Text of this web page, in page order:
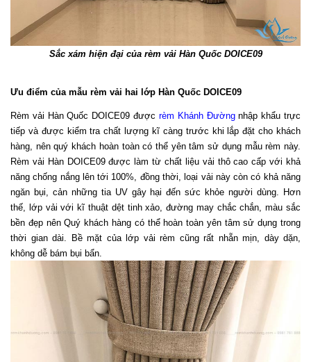
Sắc xám hiện đại của rèm vải Hàn Quốc DOICE09
Ưu điểm của mẫu rèm vải hai lớp Hàn Quốc DOICE09
Rèm vải Hàn Quốc DOICE09 được rèm Khánh Đường nhập khẩu trực
tiếp và được kiểm tra chất lượng kĩ càng trước khi lắp đặt cho khách
hàng, nên quý khách hoàn toàn có thể yên tâm sử dụng mẫu rèm này.
Rèm vải Hàn DOICE09 được làm từ chất liệu vải thô cao cấp với khả
năng chống nắng lên tới 100%, đồng thời, loại vải này còn có khả năng
ngăn bụi, cản những tia UV gây hại đến sức khỏe người dùng. Hơn
thế, lớp vải với kĩ thuật dệt tinh xảo, đường may chắc chắn, màu sắc
bền đẹp nên Quý khách hàng có thể hoàn toàn yên tâm sử dụng trong
thời gian dài. Bề mặt của lớp vải rèm cũng rất nhẵn mịn, dày dặn,
không dễ bám bụi bẩn.